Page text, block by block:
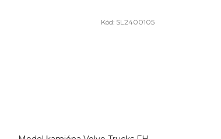
Kód: SL2400105